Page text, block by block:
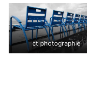
ct photographie